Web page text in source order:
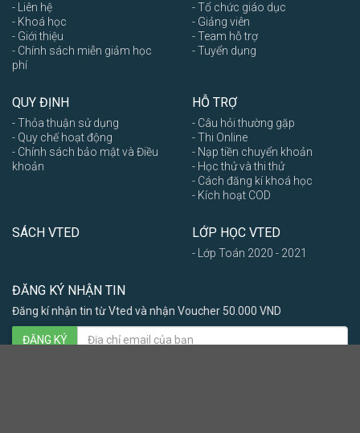
- Liên hệ
- Khoá học
- Giới thiệu
- Chính sách miễn giảm học
phí
- Tổ chức giáo dục
- Giảng viên
- Team hỗ trợ
- Tuyển dụng
QUY ĐỊNH
- Thỏa thuận sử dụng
- Quy chế hoạt động
- Chính sách bảo mật và Điều
khoản
HỖ TRỢ
- Câu hỏi thường gặp
- Thi Online
- Nạp tiền chuyển khoản
- Học thử và thi thử
- Cách đăng kí khoá học
- Kích hoạt COD
SÁCH VTED LỚP HỌC VTED
- Lớp Toán 2020 - 2021
ĐĂNG KÝ NHẬN TIN
Đăng kí nhận tin từ Vted và nhận Voucher 50.000 VND
ĐĂNG KÝ